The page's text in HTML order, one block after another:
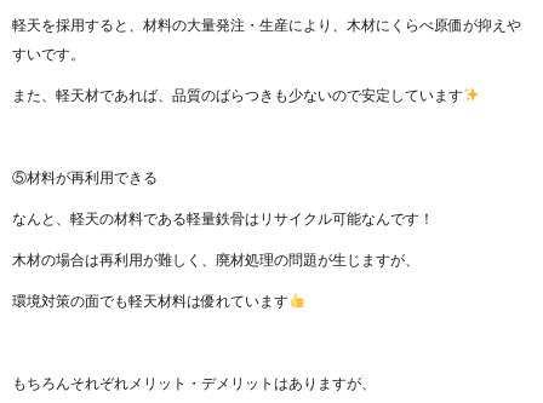
軽天を採用すると、材料の大量発注・生産により、木材にくらべ原価が抑えや
すいです。
また、軽天材であれば、品質のばらつきも少ないので安定しています
⑤材料が再利用できる
なんと、軽天の材料である軽量鉄骨はリサイクル可能なんです！
木材の場合は再利用が難しく、廃材処理の問題が生じますが、
環境対策の面でも軽天材料は優れています
もちろんそれぞれメリット・デメリットはありますが、